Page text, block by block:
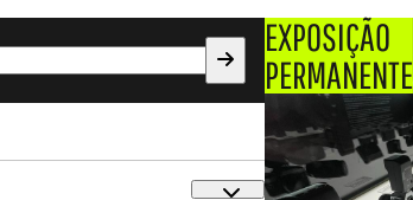
EXPOSIÇÃO
PERMANENTE